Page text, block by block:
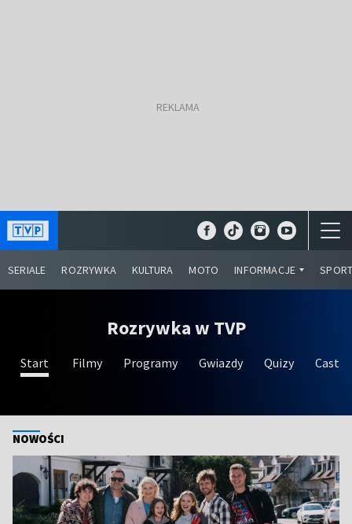
SERIALE ROZRYWKA KULTURA MOTO INFORMACJE
Rozrywka w TVP
Start Filmy Programy Gwiazdy Quizy
NOWOŚCI